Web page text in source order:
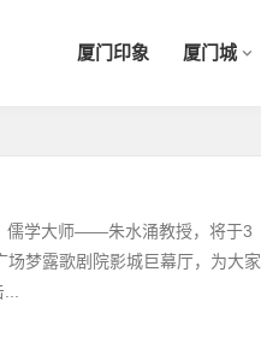
厦门印象 厦门城
儒学大师——朱水涌教授，将于3
梦露歌剧院影城巨幕厅，为大家